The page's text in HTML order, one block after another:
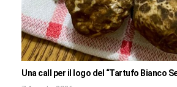
Una call per il logo del “Tartufo Bianco